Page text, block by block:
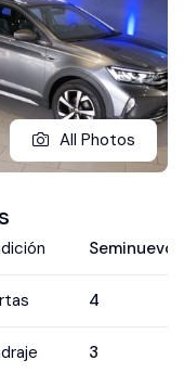
All Photos
Seminuevo
4
3